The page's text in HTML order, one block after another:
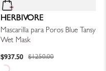
HERBIVORE
Mascarilla para Poros Blue Tansy
Wet Mask
$937.50 $1250.00